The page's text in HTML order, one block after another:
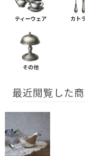
ティーウェア カト
その他
最近閲覧した